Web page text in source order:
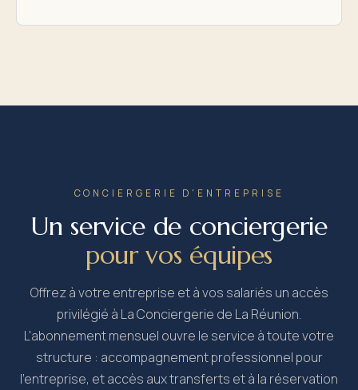
CONCIERGERIE D'ENTREPRISE
Un service de conciergerie
pour vos équipes
Offrez à votre entreprise et à vos salariés un accès
privilégié à La Conciergerie de La Réunion.
L'abonnement mensuel ouvre le service à toute votre
structure : accompagnement professionnel pour
l'entreprise, et accès aux transferts et à la réservation